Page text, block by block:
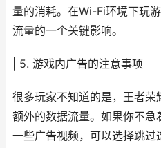
量的消耗。在Wi-Fi环境下玩
流量的一个关键影响。
| 5. 游戏内广告的注意事项
很多玩家不知道的是，王者
额外的数据流量。如果你不
一些广告视频，可以选择跳